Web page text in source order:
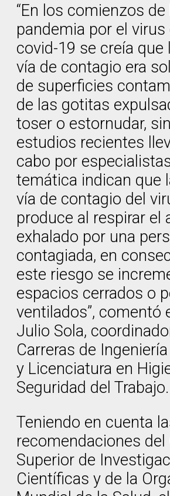
“En los comienzos de
pandemia por el virus
covid-19 se creía que
vía de contagio era
de superficies
de las gotitas
toser o estornudar,
estudios recientes
cabo por
temática indican que
vía de contagio del
produce al respirar el
exhalado por una
contagiada, en
este riesgo se
espacios cerrados o
ventilados”, comentó
Julio Sola,
Carreras de
y Licenciatura en
Seguridad del Trabajo.
Teniendo en cuenta
recomendaciones del
Superior de
Científicas y de la